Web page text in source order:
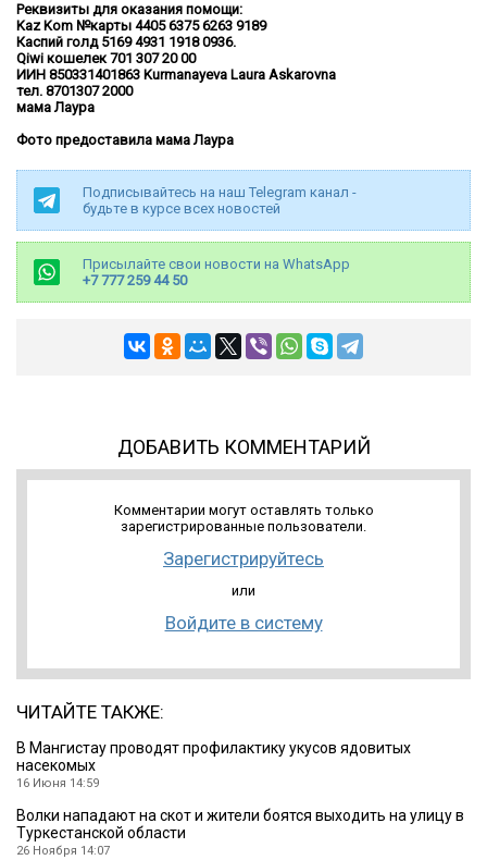
Реквизиты для оказания помощи:
Kaz Kom №карты 4405 6375 6263 9189
Каспий голд 5169 4931 1918 0936.
Qiwi кошелек 701 307 20 00
ИИН 850331401863 Kurmanayeva Laura Askarovna
тел. 8701307 2000
мама Лаура
Фото предоставила мама Лаура
Подписывайтесь на наш Telegram канал -
будьте в курсе всех новостей
Присылайте свои новости на WhatsApp
+7 777 259 44 50
ДОБАВИТЬ КОММЕНТАРИЙ
Комментарии могут оставлять только
зарегистрированные пользователи.
Зарегистрируйтесь
или
Войдите в систему
ЧИТАЙТЕ ТАКЖЕ:
В Мангистау проводят профилактику укусов ядовитых
насекомых
16 Июня 14:59
Волки нападают на скот и жители боятся выходить на улицу в
Туркестанской области
26 Ноября 14:07